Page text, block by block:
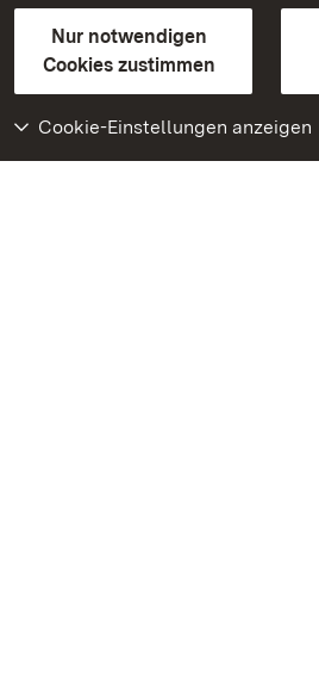
Nur notwendigen
Cookies zustimmen
Cookie-Einstellungen anzeigen
GebärdenspracheLeichte Sprache
Erklärung zur Barrierefreiheit
BITV-konform (geprüfte Seiten)
Weiteres